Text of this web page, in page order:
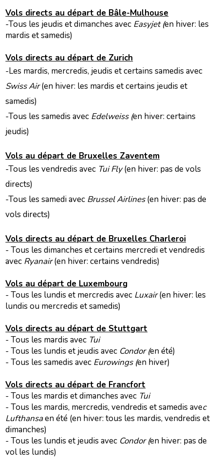
Vols directs au départ de Bâle-Mulhouse
-Tous les jeudis et dimanches avec Easyjet (en hiver: les
mardis et samedis)
Vols directs au départ de Zurich
-Les mardis, mercredis, jeudis et certains samedis avec
Swiss Air(en hiver: les mardis et certains jeudis et
samedis)
-Tous les samedis avec Edelweiss (en hiver: certains
jeudis)
Vols au départ de Bruxelles Zaventem
-Tous les vendredis avec Tui Fly(en hiver: pas de vols
directs)
-Tous les samedi avec Brussel Airlines(en hiver: pas de
vols directs)
Vols directs au départ de Bruxelles Charleroi
- Tous les dimanches et certains mercredi et vendredis
avec Ryanair(en hiver: certains vendredis)
Vols au départ de Luxembourg
- Tous les lundis et mercredis avec Luxair(en hiver: les
lundis ou mercredis et samedis)
Vols directs au départ de Stuttgart
- Tous les mardis avec Tui
- Tous les lundis et jeudis avec Condor (en été)
- Tous les samedis avec Eurowings (en hiver)
Vols directs au départ de Francfort
- Tous les mardis et dimanches avec Tui
- Tous les mardis, mercredis, vendredis et samedis avec
Lufthansaen été (en hiver: tous les mardis, vendredis et
dimanches)
- Tous les lundis et jeudis avec Condor (en hiver: pas de
vol les lundis)